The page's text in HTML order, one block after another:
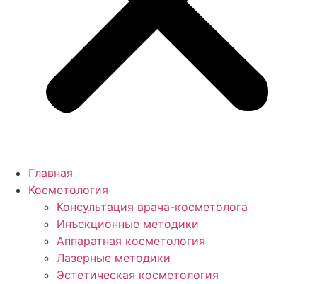
Главная
Косметология
Консультация врача-косметолога
Инъекционные методики
Аппаратная косметология
Лазерные методики
Эстетическая косметология